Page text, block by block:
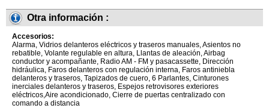
Otra información :
Accesorios:
Alarma, Vidrios delanteros eléctricos y traseros manuales, Asientos no
rebatible, Volante regulable en altura, Llantas de aleación, Airbag
conductor y acompañante, Radio AM - FM y pasacassette, Dirección
hidráulica, Faros delanteros con regulación interna, Faros antiniebla
delanteros y traseros, Tapizados de cuero, 6 Parlantes, Cinturones
inerciales delanteros y traseros, Espejos retrovisores exteriores
eléctricos,Aire acondicionado, Cierre de puertas centralizado con
comando a distancia